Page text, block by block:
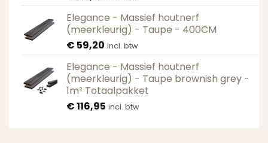
Elegance - Massief houtnerf
(meerkleurig) - Taupe - 400CM
€ 59,20 incl. btw
Elegance - Massief houtnerf
(meerkleurig) - Taupe brownish grey -
1m² Totaalpakket
€116,95 incl. btw